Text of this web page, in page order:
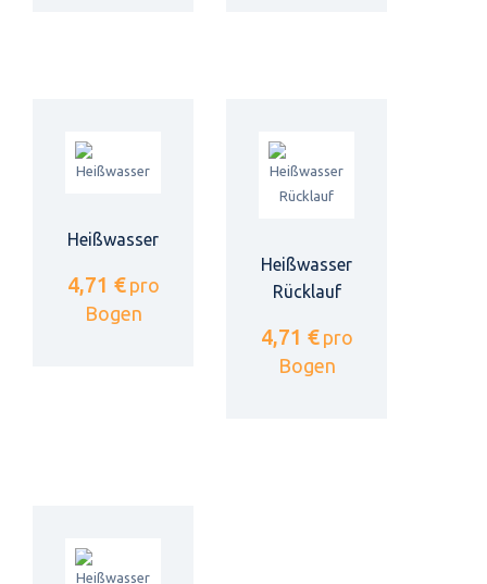
Heißwasser
4,71 € pro
Bogen
Heißwasser
Rücklauf
4,71 € pro
Bogen